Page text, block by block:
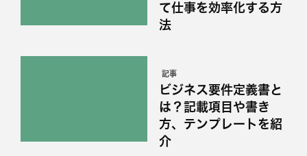
て仕事を効率化する方
法
記事
ビジネス要件定義書と
は？記載項目や書き
方、テンプレートを紹
介